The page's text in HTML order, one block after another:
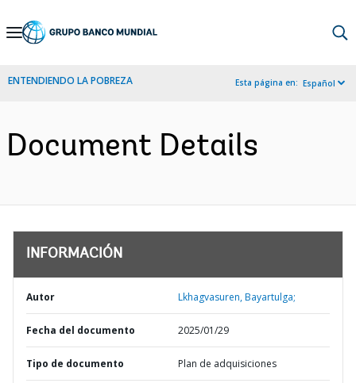
Skip
Navigation
ENTENDIENDO LA POBREZA Esta página en: Español
Document Details
INFORMACIÓN
Autor Lkhagvasuren, Bayartulga;
Fecha del documento 2025/01/29
Tipo de documento Plan de adquisiciones